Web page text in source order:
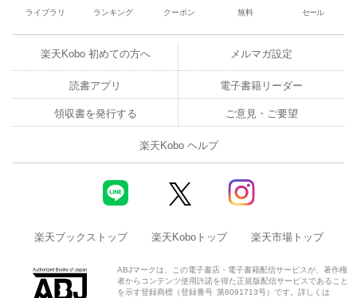
ライブラリ ランキング クーポン 無料 セール
楽天Kobo 初めての方へ メルマガ設定
読書アプリ 電子書籍リーダー
領収書を発行する ご意見・ご要望
楽天Kobo ヘルプ
楽天ブックストップ 楽天Koboトップ 楽天市場トップ
ABJマークは、この電子書店・電子書籍配信サービスが、著作権
者からコンテンツ使用許諾を得た正規版配信サービスであること
を示す登録商標（登録番号 第6091713号）です。詳しくは